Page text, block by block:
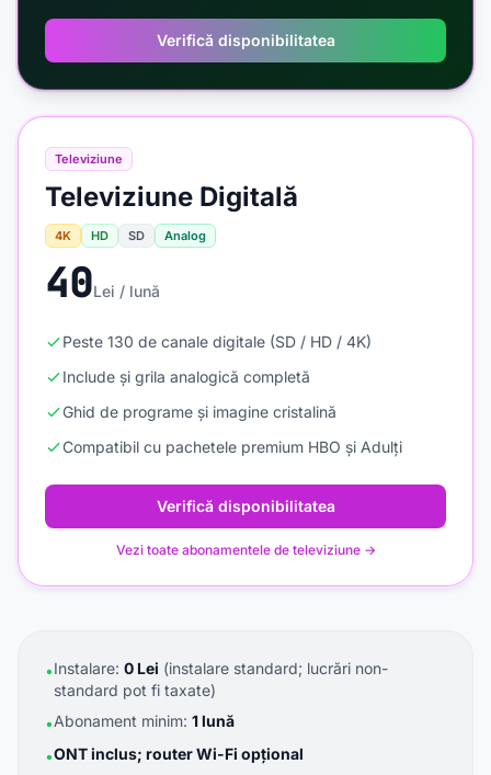
Televiziune
Televiziune Digitală
4K HD SD Analog
40Lei / lună
Peste 130 de canale digitale (SD / HD / 4K)
Include și grila analogică completă
Ghid de programe și imagine cristalină
Compatibil cu pachetele premium HBO și Adulți
Verifică disponibilitatea
Vezi toate abonamentele de televiziune →
Verifică disponibilitatea
•Instalare: 0 Lei (instalare standard; lucrări non-
standard pot fi taxate)
•Abonament minim: 1 lună
•ONT inclus; router Wi-Fi opțional